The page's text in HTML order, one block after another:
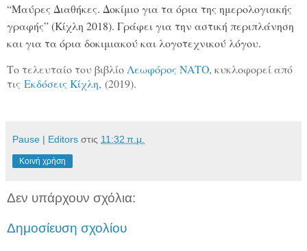
“Μαύρες Διαθήκες. Δοκίμιο για τα όρια της ημερολογιακής
γραφής” (Κίχλη 2018). Γράφει για την αστική περιπλάνηση
και για τα όρια δοκιμιακού και λογοτεχνικού λόγου.
Το τελευταίο του βιβλίοΛεωφόρος ΝΑΤΟ, κυκλοφορεί από
τις Εκδόσεις Κίχλη, (2019).
Pause | Editors στις 11:32 π.μ.
Κοινή χρήση
Δεν υπάρχουν σχόλια:
Δημοσίευση σχολίου